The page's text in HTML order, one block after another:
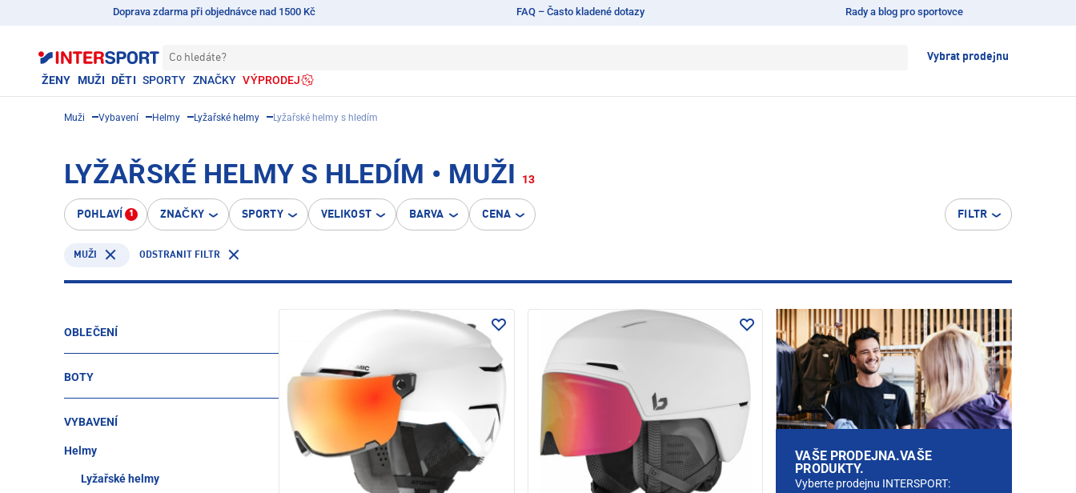
Doprava zdarma při objednávce nad 1500 Kč FAQ – Často kladené dotazy Rady a blog pro sportovce
Co hledáte? Vybrat prodejnu
ŽENY MUŽI DĚTI SPORTY ZNAČKY VÝPRODEJ
Muži Vybavení Helmy Lyžařské helmy Lyžařské helmy s hledím
LYŽAŘSKÉ HELMY S HLEDÍM • MUŽI 13
POHLAVÍ 1 ZNAČKY SPORTY VELIKOST BARVA CENA FILTR
MUŽI ODSTRANIT FILTR
OBLEČENÍ
BOTY
VYBAVENÍ
Helmy
Lyžařské helmy
VAŠE PRODEJNA.VAŠE
PRODUKTY.
Vyberte prodejnu INTERSPORT: